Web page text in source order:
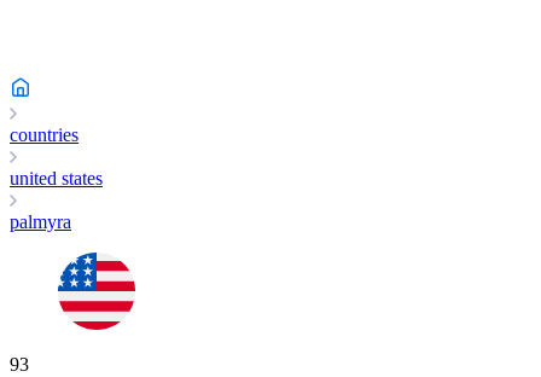
countries
united states
palmyra
93